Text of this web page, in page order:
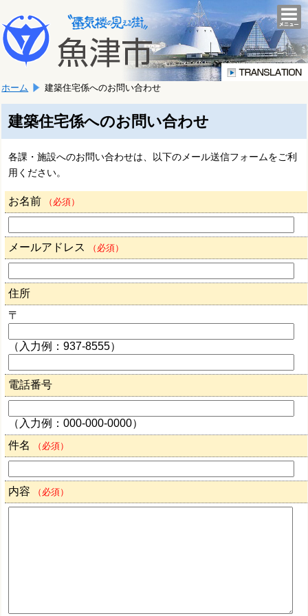
文
へ
移
ま
す。
こ
か
文
で
す。
ホーム 建築住宅係へのお問い合わせ
建築住宅係へのお問い合わせ
各課・施設へのお問い合わせは、以下のメール送信フォームをご利
用ください。
お名前 （必須）
メールアドレス （必須）
住所
〒
（入力例：937-8555）
電話番号
（入力例：000-000-0000）
件名
（必須）
内容 （必須）